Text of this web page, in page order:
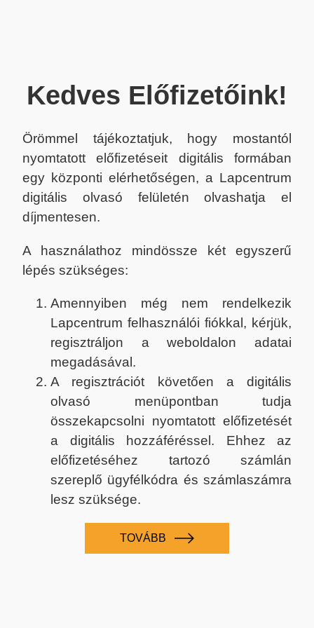
Kedves Előfizetőink!
Örömmel tájékoztatjuk, hogy mostantól
nyomtatott előfizetéseit digitális formában
egy központi elérhetőségen, a Lapcentrum
digitális olvasó felületén olvashatja el
díjmentesen.
A használathoz mindössze két egyszerű
lépés szükséges:
Amennyiben még nem rendelkezik
Lapcentrum felhasználói fiókkal, kérjük,
regisztráljon a weboldalon adatai
megadásával.
A regisztrációt követően a digitális
olvasó menüpontban tudja
összekapcsolni nyomtatott előfizetését
a digitális hozzáféréssel. Ehhez az
előfizetéséhez tartozó számlán
szereplő ügyfélkódra és számlaszámra
lesz szüksége.
TOVÁBB